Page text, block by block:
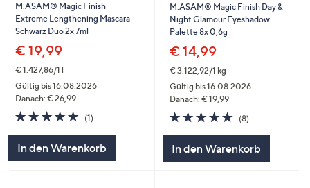
M.ASAM® Magic Finish
Extreme Lengthening Mascara
Schwarz Duo 2x 7ml
€ 19,99
€ 1.427,86/1 l
Gültig bis 16.08.2026
Danach: € 26,99
5.0
von
(1)1
In den Warenkorb
M.ASAM® Magic Finish Day &
Night Glamour Eyeshadow
Palette 8x 0,6g
€ 14,99
€ 3.122,92/1 kg
Gültig bis 16.08.2026
Danach: € 19,99
5.0
von
(8)8
In den Warenkorb